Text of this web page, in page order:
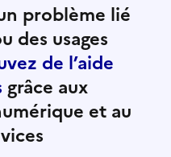
problème lié
des usages
de l’aide
grâce aux
et au